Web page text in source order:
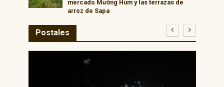
mercado Mường Hum y las terrazas de
arroz de Sapa
Postales